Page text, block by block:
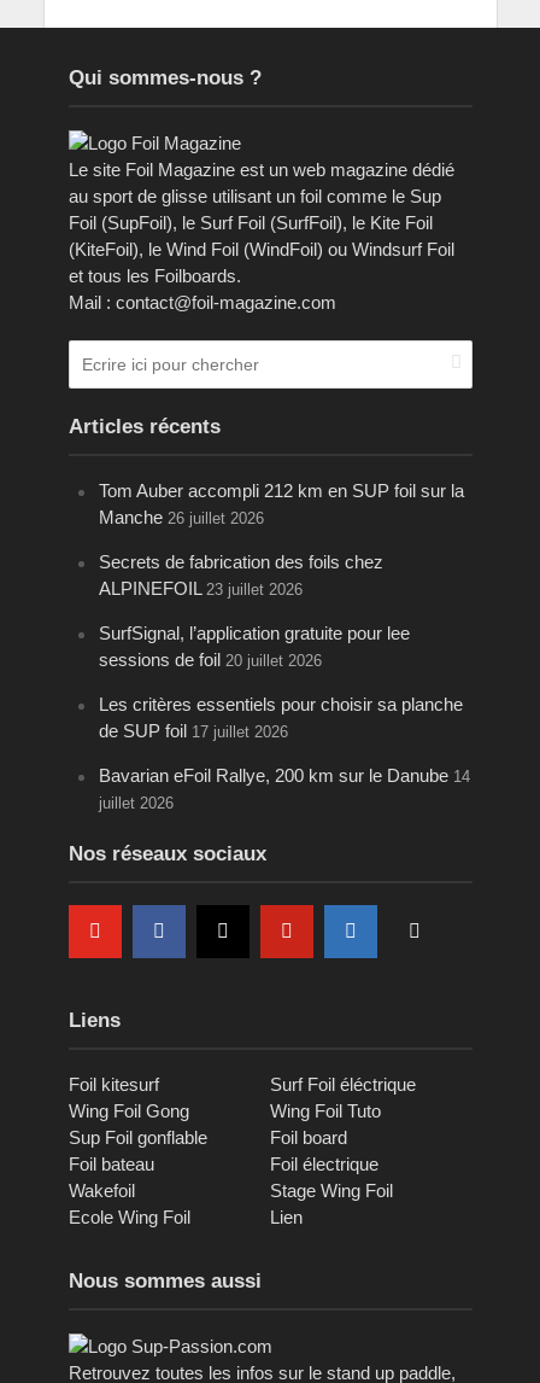
Qui sommes-nous ?
Le site Foil Magazine est un web magazine dédié
au sport de glisse utilisant un foil comme le Sup
Foil (SupFoil), le Surf Foil (SurfFoil), le Kite Foil
(KiteFoil), le Wind Foil (WindFoil) ou Windsurf Foil
et tous les Foilboards.
Mail : contact@foil-magazine.com
Articles récents
Tom Auber accompli 212 km en SUP foil sur la
Manche 26 juillet 2026
Secrets de fabrication des foils chez
ALPINEFOIL 23 juillet 2026
SurfSignal, l’application gratuite pour lee
sessions de foil 20 juillet 2026
Les critères essentiels pour choisir sa planche
de SUP foil 17 juillet 2026
Bavarian eFoil Rallye, 200 km sur le Danube 14
juillet 2026
Nos réseaux sociaux
Liens
Foil kitesurf
Surf Foil éléctrique
Wing Foil Gong
Wing Foil Tuto
Sup Foil gonflable
Foil board
Foil bateau
Foil électrique
Wakefoil
Stage Wing Foil
Ecole Wing Foil
Lien
Nous sommes aussi
Retrouvez toutes les infos sur le stand up paddle,